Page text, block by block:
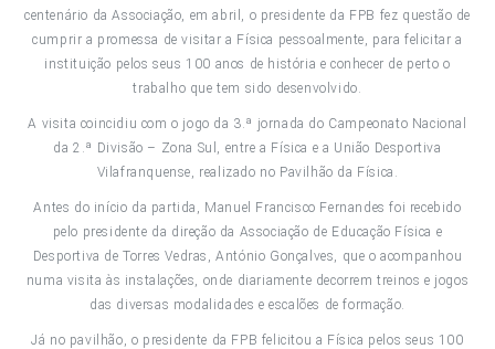
centenário da Associação, em abril, o presidente da FPB fez questão de
cumprir a promessa de visitar a Física pessoalmente, para felicitar a
instituição pelos seus 100 anos de história e conhecer de perto o
trabalho que tem sido desenvolvido.
A visita coincidiu com o jogo da 3.ª jornada do Campeonato Nacional
da 2.ª Divisão – Zona Sul, entre a Física e a União Desportiva
Vilafranquense, realizado no Pavilhão da Física.
Antes do início da partida, Manuel Francisco Fernandes foi recebido
pelo presidente da direção da Associação de Educação Física e
Desportiva de Torres Vedras, António Gonçalves, que o acompanhou
numa visita às instalações, onde diariamente decorrem treinos e jogos
das diversas modalidades e escalões de formação.
Já no pavilhão, o presidente da FPB felicitou a Física pelos seus 100